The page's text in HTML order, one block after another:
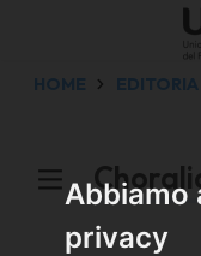
Abbiamo
privacy
HOME EDITORIA